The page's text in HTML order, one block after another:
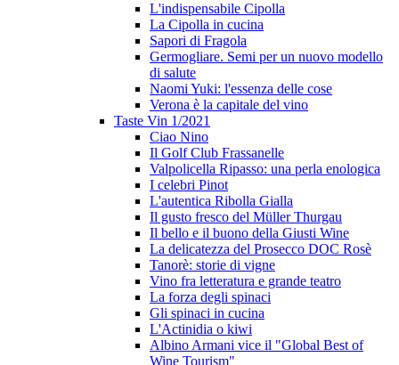
L'indispensabile Cipolla
La Cipolla in cucina
Sapori di Fragola
Germogliare. Semi per un nuovo modello
di salute
Naomi Yuki: l'essenza delle cose
Verona è la capitale del vino
Taste Vin 1/2021
Ciao Nino
Il Golf Club Frassanelle
Valpolicella Ripasso: una perla enologica
I celebri Pinot
L'autentica Ribolla Gialla
Il gusto fresco del Müller Thurgau
Il bello e il buono della Giusti Wine
La delicatezza del Prosecco DOC Rosè
Tanorè: storie di vigne
Vino fra letteratura e grande teatro
La forza degli spinaci
Gli spinaci in cucina
L'Actinidia o kiwi
Albino Armani vice il "Global Best of
Wine Tourism"